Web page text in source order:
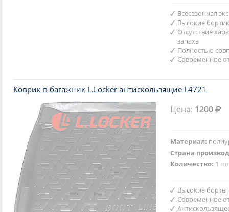
Всесезонная
Высокие
Отсутствие
запаха
Полностью
Современное
Коврик в багажник L.Locker антискользящие L4721
Цена: 1200
Материал:
Страна
Количество: 1
Высокие борты
Современное